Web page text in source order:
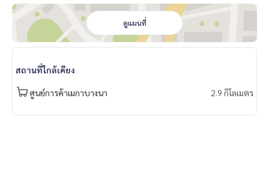
* มีให้เลือกอีกหลายห้อง หลายโครงการค่ะ
https://www.p2npro
perty.com
Facebook Fanpage : P2N Property
** รับฝาก ขาย-เช่า คอนโด บ้าน ที่ดิน และอสังหาริมทรัพย์ทุกชนิ
ด ทั่วกรุงเทพฯ
ดูแผนที่
สถานที่ใกล้เคียง
ศูนย์การค้าเมกาบางนา 2.9 กิโลเมตร